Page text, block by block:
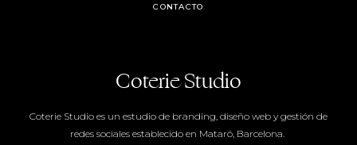
CONTACTO
Coterie Studio
Coterie Studio es un estudio de branding, diseño web y gestión de
redes sociales establecido en Mataró, Barcelona.